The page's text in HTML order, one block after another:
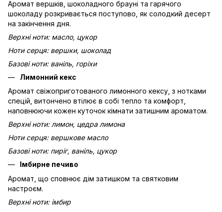
Аромат вершків, шоколадного брауні та гарячого
шоколаду розкривається поступово, як солодкий десерт
на закінчення дня.
Верхні ноти: масло, цукор
Ноти серця: вершки, шоколад
Базові ноти: ваніль, горіхи
Лимонний кекс
Аромат свіжоприготованого лимонного кексу, з нотками
спецій, витончено втілює в собі тепло та комфорт,
наповнюючи кожен куточок кімнати затишним ароматом.
Верхні ноти: лимон, цедра лимона
Ноти серця: вершкове масло
Базові ноти: пиріг, ваніль, цукор
Імбирне печиво
Аромат, що сповнює дім затишком та святковим
настроєм.
Верхні ноти: імбир